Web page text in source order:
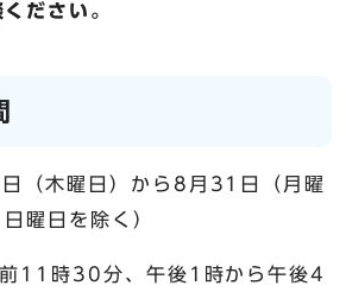
ださい。
（木曜日）から8月31日（月曜
曜日を除く）
11時30分、午後1時から午後4